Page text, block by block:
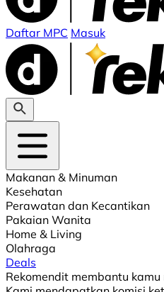
Daftar MPC Masuk
Makanan & Minuman
Kesehatan
Perawatan dan Kecantikan
Pakaian Wanita
Home & Living
Olahraga
Deals
Rekomendit membantu